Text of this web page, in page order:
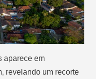
aparece em
revelando um recorte